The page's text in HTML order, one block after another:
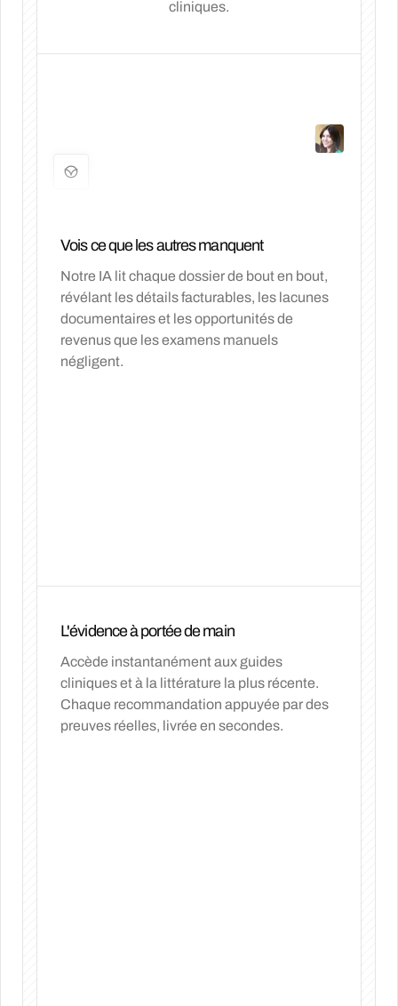
cliniques.
Vois ce que les autres manquent
Notre IA lit chaque dossier de bout en bout,
révélant les détails facturables, les lacunes
documentaires et les opportunités de
revenus que les examens manuels
négligent.
L'évidence à portée de main
Accède instantanément aux guides
cliniques et à la littérature la plus récente.
Chaque recommandation appuyée par des
preuves réelles, livrée en secondes.